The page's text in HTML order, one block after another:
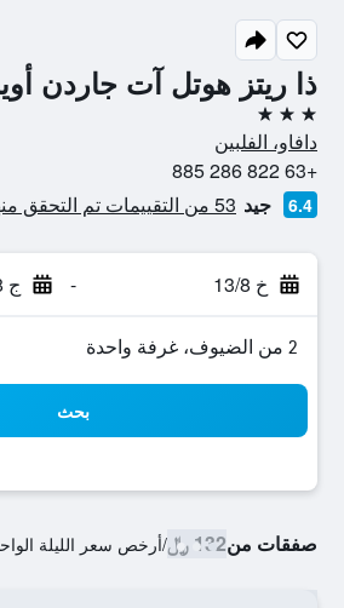
ذا ريتز هوتل آت جاردن
3 نجوم
دافاو، الفلبين
+63 822 286 885
6.4 جيد 53 من التقييمات تم التحقق منها
خ 13/8 - ج 14/8
2 من الضيوف، غرفة واحدة
بحث
صفقات من132 ﷼ /أرخص سعر الليلة